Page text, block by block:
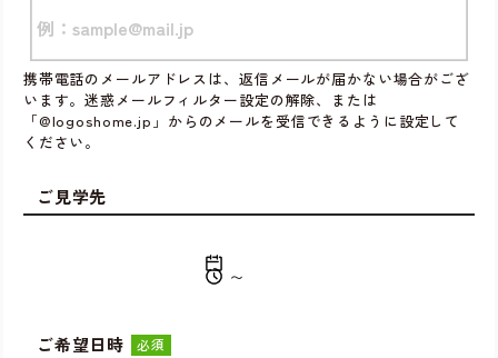
携帯電話のメールアドレスは、返信メールが届かない場合がござ
います。迷惑メールフィルター設定の解除、または
「@logoshome.jp」からのメールを受信できるように設定して
ください。
ご見学先
〜
ご希望日時 必須